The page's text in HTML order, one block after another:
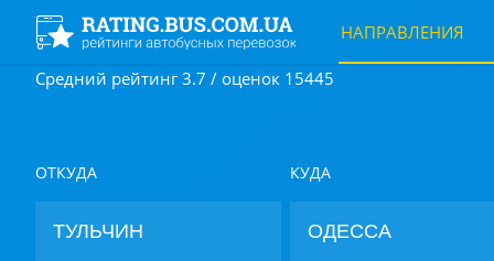
НАПРАВЛЕНИЯ
Средний рейтинг 3.7 / оценок 15445
ОТКУДА КУДА